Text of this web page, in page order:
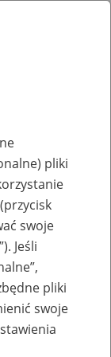
pracy
pliki
swoje
Jeśli
pliki
swoje